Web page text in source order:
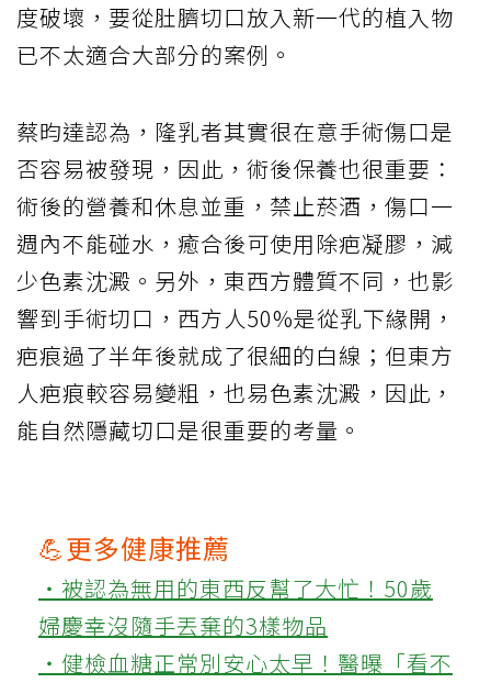
度破壞，要從肚臍切口放入新一代的植入物
已不太適合大部分的案例。
蔡昀達認為，隆乳者其實很在意手術傷口是
否容易被發現，因此，術後保養也很重要：
術後的營養和休息並重，禁止菸酒，傷口一
週內不能碰水，癒合後可使用除疤凝膠，減
少色素沈澱。另外，東西方體質不同，也影
響到手術切口，西方人50%是從乳下緣開，
疤痕過了半年後就成了很細的白線；但東方
人疤痕較容易變粗，也易色素沈澱，因此，
能自然隱藏切口是很重要的考量。
💪更多健康推薦
‧被認為無用的東西反幫了大忙！50歲
婦慶幸沒隨手丟棄的3樣物品
‧健檢血糖正常別安心太早！醫曝「看不